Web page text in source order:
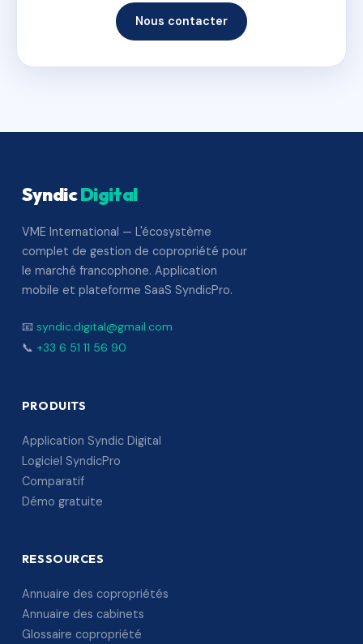
Nous contacter
SyndicDigital
VME International — L'écosystème
complet de gestion de copropriété pour
le marché francophone. Application
mobile et plateforme SaaS SyndicPro.
📧 syndic.digital@gmail.com
📞 +33 6 51 11 56 90
PRODUITS
Application Syndic Digital
Logiciel SyndicPro
Comparatif
Démo gratuite
RESSOURCES
Annuaire des copropriétés
Annuaire des cabinets
Glossaire copropriété